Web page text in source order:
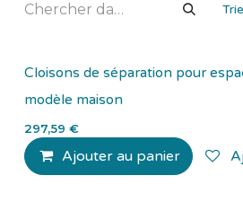
Cloisons de séparation pour
modèle maison
297,59 €
Ajouter au panier